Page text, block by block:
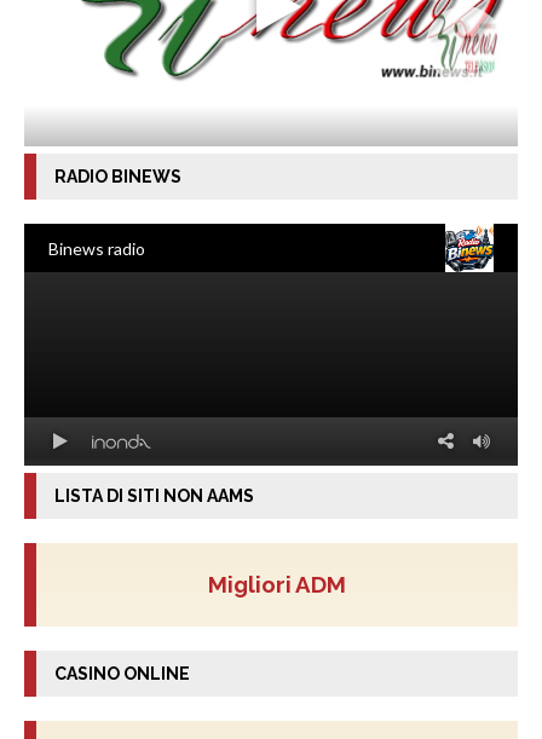
RADIO BINEWS
LISTA DI SITI NON AAMS
Migliori ADM
CASINO ONLINE